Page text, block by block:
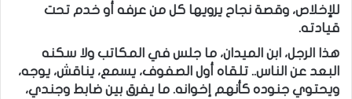
للإخلاص، وقصة نجاح يرويها كل من عرفه أو خدم تحت
قيادته.
هذا الرجل، ابن الميدان، ما جلس في المكاتب ولا سكنه
البعد عن الناس.. تلقاه أول الصفوف، يسمع، يناقش، يوجه،
ويحتوي جنوده كأنهم إخوانه. ما يفرق بين ضابط وجندي،